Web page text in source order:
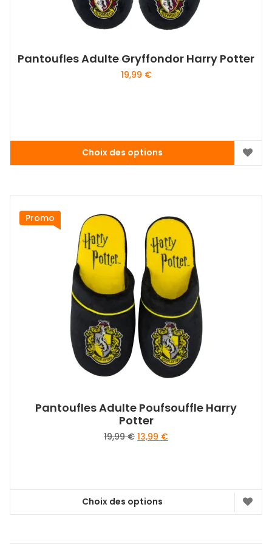
produit
Pantoufles Adulte Gryffondor Harry Potter
19,99 €
Choix des options
Ce
variations.
Les
options
peuvent
être
choisies
sur
la
page
du
produit
Promo
Pantoufles Adulte Poufsouffle Harry
Potter
19,99€ Le
13,99 €Le
Choix des options
Ce